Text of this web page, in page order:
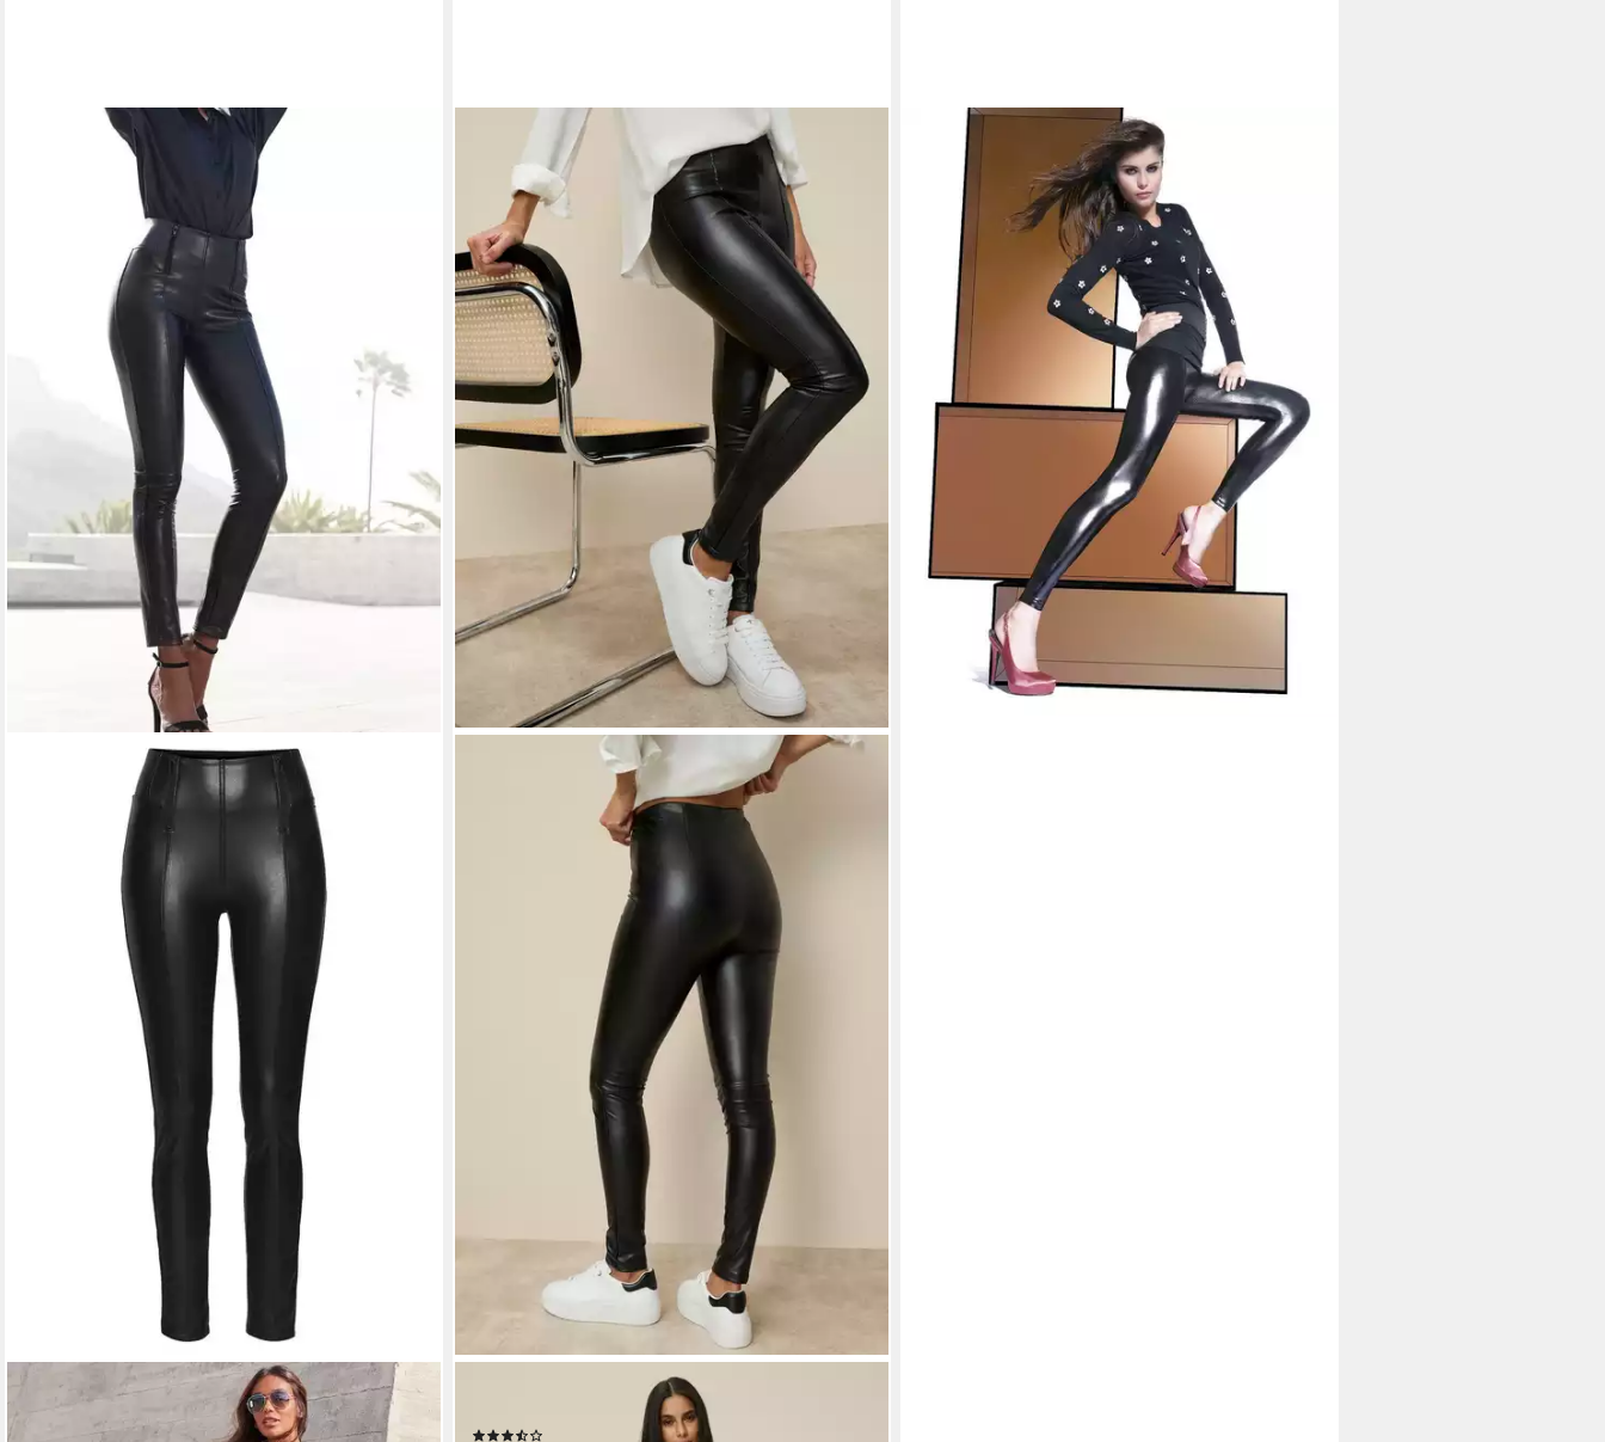
LASCANA
Leggings in Lederoptik mit Reißverschlüssen,
Leggings enge Form in Leder-Optik
BAS BLEU
Leggings Leggings Hose Leggins wie Kunst-leder
Glanz Röhre Biker niki noemi NOE Tragekomfort
27,69 €
lieferbar - in 4-5 Werktagen bei dir